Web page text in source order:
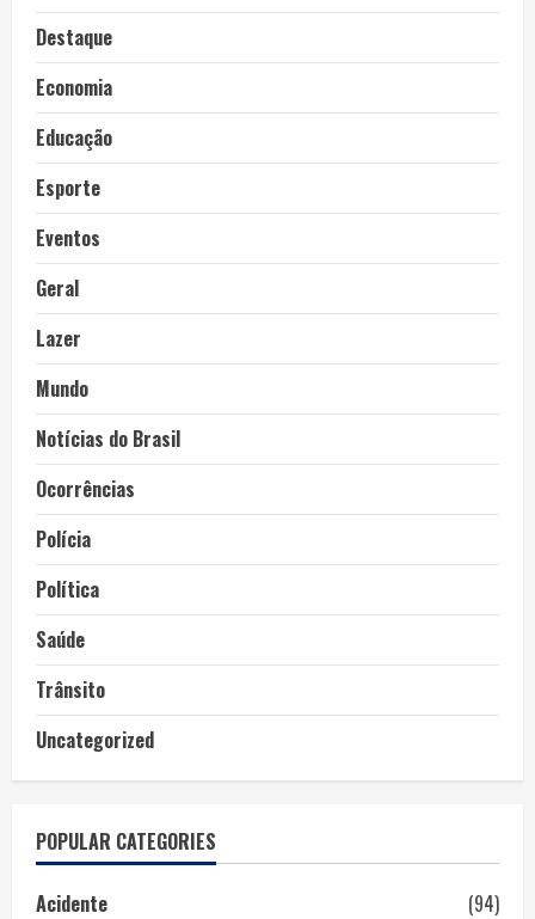
Destaque
Economia
Educação
Esporte
Eventos
Geral
Lazer
Mundo
Notícias do Brasil
Ocorrências
Polícia
Política
Saúde
Trânsito
Uncategorized
POPULAR CATEGORIES
Acidente
(94)